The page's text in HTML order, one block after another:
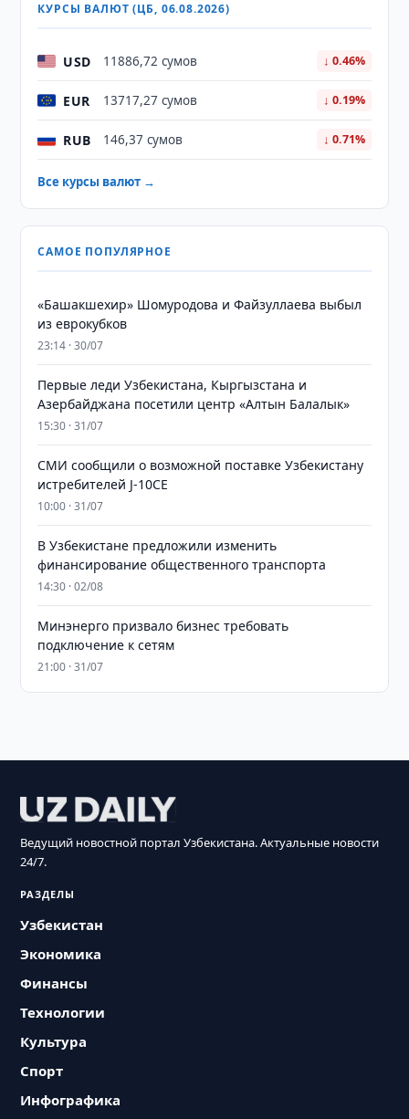
КУРСЫ ВАЛЮТ (ЦБ, 06.08.2026)
USD 11886,72 сумов ↓ 0.46%
EUR 13717,27 сумов ↓ 0.19%
RUB 146,37 сумов ↓ 0.71%
Все курсы валют →
САМОЕ ПОПУЛЯРНОЕ
«Башакшехир» Шомуродова и Файзуллаева выбыл
из еврокубков
23:14 · 30/07
Первые леди Узбекистана, Кыргызстана и
Азербайджана посетили центр «Алтын Балалык»
15:30 · 31/07
СМИ сообщили о возможной поставке Узбекистану
истребителей J-10CE
10:00 · 31/07
В Узбекистане предложили изменить
финансирование общественного транспорта
14:30 · 02/08
Минэнерго призвало бизнес требовать
подключение к сетям
21:00 · 31/07
Ведущий новостной портал Узбекистана. Актуальные новости
24/7.
РАЗДЕЛЫ
Узбекистан
Экономика
Финансы
Технологии
Культура
Спорт
Инфографика